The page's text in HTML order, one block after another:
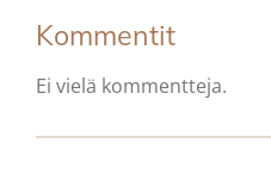
Kommentit
Ei vielä kommentteja.